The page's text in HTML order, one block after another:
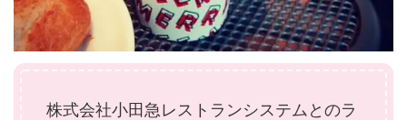
株式会社小田急レストランシステムとのラ